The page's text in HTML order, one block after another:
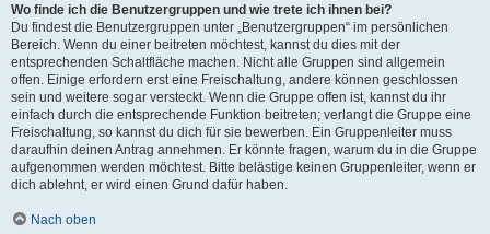
Wo finde ich die Benutzergruppen und wie trete ich ihnen bei?
Du findest die Benutzergruppen unter „Benutzergruppen“ im persönlichen
Bereich. Wenn du einer beitreten möchtest, kannst du dies mit der
entsprechenden Schaltfläche machen. Nicht alle Gruppen sind allgemein
offen. Einige erfordern erst eine Freischaltung, andere können geschlossen
sein und weitere sogar versteckt. Wenn die Gruppe offen ist, kannst du ihr
einfach durch die entsprechende Funktion beitreten; verlangt die Gruppe eine
Freischaltung, so kannst du dich für sie bewerben. Ein Gruppenleiter muss
daraufhin deinen Antrag annehmen. Er könnte fragen, warum du in die Gruppe
aufgenommen werden möchtest. Bitte belästige keinen Gruppenleiter, wenn er
dich ablehnt, er wird einen Grund dafür haben.
Nach oben